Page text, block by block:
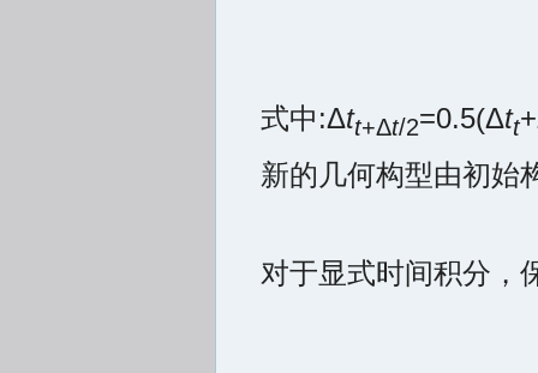
式中:Δtt+Δt/2=0.5(Δtt
新的几何构型由初始
对于显式时间积分，